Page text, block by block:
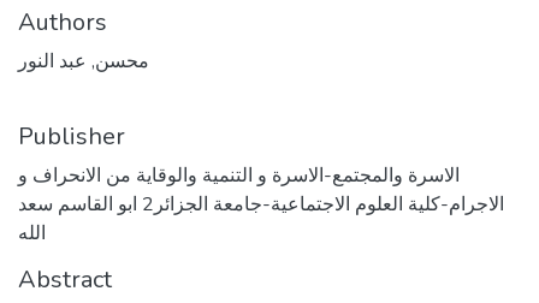
Authors
محسن, عبد النور
Publisher
الاسرة والمجتمع-الاسرة و التنمية والوقاية من الانحراف و
الاجرام-كلية العلوم الاجتماعية-جامعة الجزائر2 ابو القاسم سعد
الله
Abstract